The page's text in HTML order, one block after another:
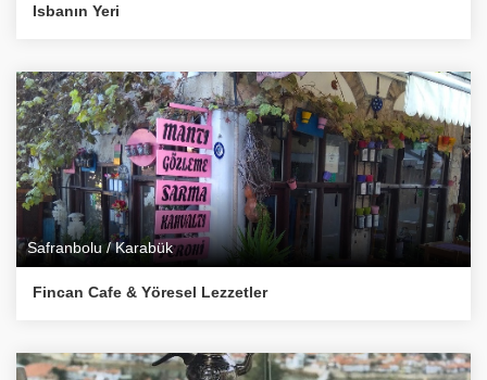
Isbanın Yeri
Safranbolu / Karabük
Fincan Cafe & Yöresel Lezzetler